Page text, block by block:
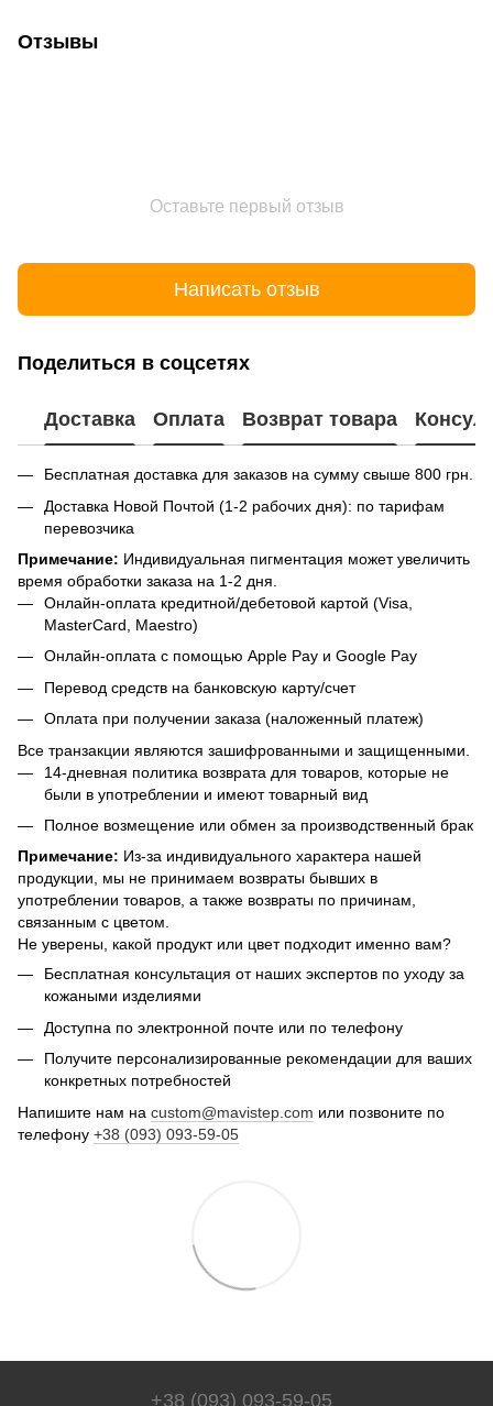
Отзывы
Оставьте первый отзыв
Написать отзыв
Поделиться в соцсетях
Доставка Оплата Возврат товара
Бесплатная доставка для заказов на сумму свыше 800 грн.
Доставка Новой Почтой (1-2 рабочих дня): по тарифам
перевозчика
Примечание: Индивидуальная пигментация может увеличить
время обработки заказа на 1-2 дня.
Онлайн-оплата кредитной/дебетовой картой (Visa,
MasterCard, Maestro)
Онлайн-оплата с помощью Apple Pay и Google Pay
Перевод средств на банковскую карту/счет
Оплата при получении заказа (наложенный платеж)
Все транзакции являются зашифрованными и защищенными.
14-дневная политика возврата для товаров, которые не
были в употреблении и имеют товарный вид
Полное возмещение или обмен за производственный брак
Примечание: Из-за индивидуального характера нашей
продукции, мы не принимаем возвраты бывших в
употреблении товаров, а также возвраты по причинам,
связанным с цветом.
Не уверены, какой продукт или цвет подходит именно вам?
Бесплатная консультация от наших экспертов по уходу за
кожаными изделиями
Доступна по электронной почте или по телефону
Получите персонализированные рекомендации для ваших
конкретных потребностей
Напишите нам на custom@mavistep.com или позвоните по
телефону +38 (093) 093-59-05
+38 (093) 093-59-05